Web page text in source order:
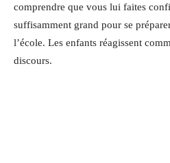
comprendre que vous lui faites
suffisamment grand pour se
l’école. Les enfants réagissent
discours.